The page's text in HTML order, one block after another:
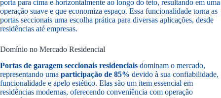
porta para cima e horizontalmente ao longo do teto, resultando em uma
operação suave e que economiza espaço. Essa funcionalidade torna as
portas seccionais uma escolha prática para diversas aplicações, desde
residências até empresas.
Domínio no Mercado Residencial
Portas de garagem seccionais residenciais dominam o mercado,
representando uma participação de 85% devido à sua confiabilidade,
funcionalidade e apelo estético. Elas são um item essencial em
residências modernas, oferecendo conveniência com operação